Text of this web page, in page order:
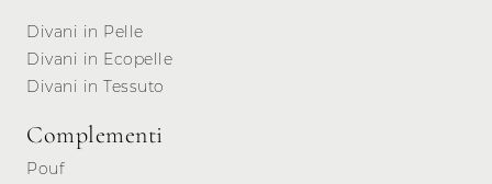
Divani in Pelle
Divani in Ecopelle
Divani in Tessuto
Complementi
Pouf